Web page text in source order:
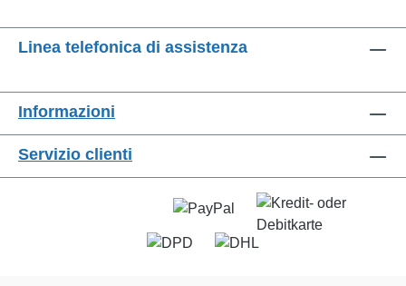
Linea telefonica di assistenza
Informazioni
Servizio clienti